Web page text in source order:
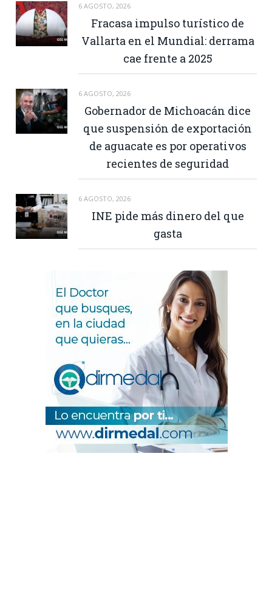
6 AGOSTO, 2026
Fracasa impulso turístico de
Vallarta en el Mundial: derrama
cae frente a 2025
6 AGOSTO, 2026
Gobernador de Michoacán dice
que suspensión de exportación
de aguacate es por operativos
recientes de seguridad
6 AGOSTO, 2026
INE pide más dinero del que
gasta